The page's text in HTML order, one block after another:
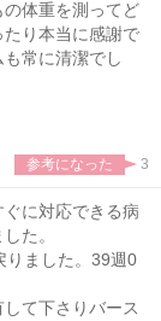
体重を測ってど
り本当に感謝で
常に清潔でし
参考になった 3
に対応できる病
た。
りました。39週0
て下さりバース